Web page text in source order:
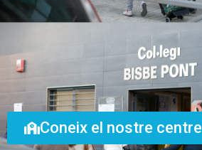
Coneix el nostre centre